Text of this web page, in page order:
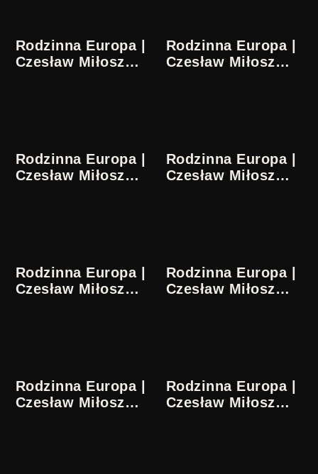
Rodzinna Europa |
Czesław Miłosz
Rodzinna Europa |
Czesław Miłosz
Rodzinna Europa |
Czesław Miłosz
Rodzinna Europa |
Czesław Miłosz
Rodzinna Europa |
Czesław Miłosz
Rodzinna Europa |
Czesław Miłosz
Rodzinna Europa |
Czesław Miłosz
Rodzinna Europa |
Czesław Miłosz